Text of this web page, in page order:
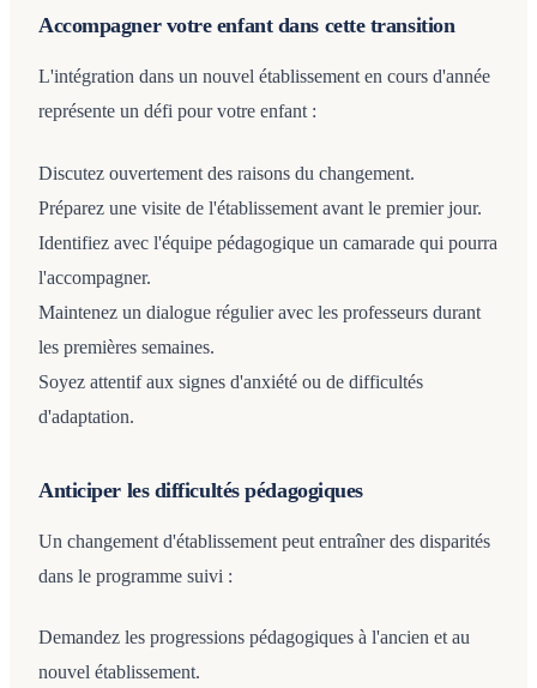
Accompagner votre enfant dans cette transition
L'intégration dans un nouvel établissement en cours d'année
représente un défi pour votre enfant :
Discutez ouvertement des raisons du changement.
Préparez une visite de l'établissement avant le premier jour.
Identifiez avec l'équipe pédagogique un camarade qui pourra
l'accompagner.
Maintenez un dialogue régulier avec les professeurs durant
les premières semaines.
Soyez attentif aux signes d'anxiété ou de difficultés
d'adaptation.
Anticiper les difficultés pédagogiques
Un changement d'établissement peut entraîner des disparités
dans le programme suivi :
Demandez les progressions pédagogiques à l'ancien et au
nouvel établissement.